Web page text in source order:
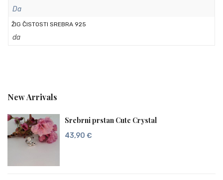
Da
ŽIG ČISTOSTI SREBRA 925
da
New Arrivals
Srebrni prstan Cute Crystal
43,90 €